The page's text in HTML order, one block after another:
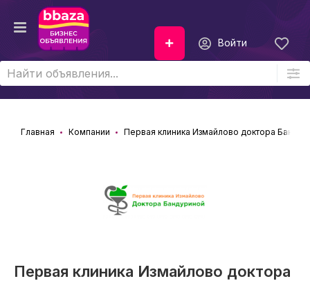
Войти
Главная Компании Первая клиника Измайлово доктора
Первая клиника Измайлово доктора